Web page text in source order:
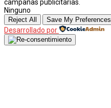
campañas publicitarias.
Ninguno
Reject All Save My Preferences
Desarrollado por